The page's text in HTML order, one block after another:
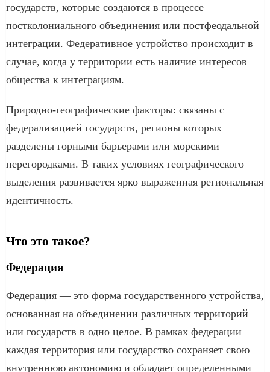
государств, которые создаются в процессе
постколониального объединения или постфеодальной
интеграции. Федеративное устройство происходит в
случае, когда у территории есть наличие интересов
общества к интеграциям.
Природно-географические факторы: связаны с
федерализацией государств, регионы которых
разделены горными барьерами или морскими
перегородками. В таких условиях географического
выделения развивается ярко выраженная региональная
идентичность.
Что это такое?
Федерация
Федерация — это форма государственного устройства,
основанная на объединении различных территорий
или государств в одно целое. В рамках федерации
каждая территория или государство сохраняет свою
внутреннюю автономию и обладает определенными